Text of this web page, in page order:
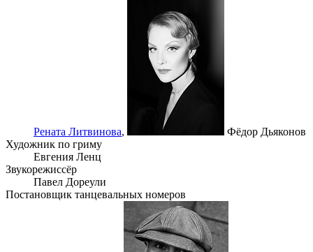
Рената Литвинова,
Фёдор Дьяконов
Художник по гриму
Евгения Ленц
Звукорежиссёр
Павел Дореули
Постановщик танцевальных номеров